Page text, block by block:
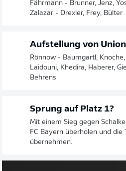
Fährmann - Brunner, Jenz,
Zalazar - Drexler, Frey, Bülter
Aufstellung von Union
Rönnow - Baumgartl,
Laidouni, Khedira, Haberer,
Behrens
Sprung auf Platz 1?
Mit einem Sieg gegen
FC Bayern überholen und die
übernehmen.